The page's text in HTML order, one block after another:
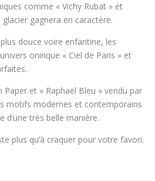
comme « Vichy Rubat » et
gagnera en caractère.
douce voire enfantine, les
onirique « Ciel de Paris » et
Paper et « Raphaël Bleu » vendu par
motifs modernes et contemporains
d’une très belle manière.
plus qu’à craquer pour votre favori.